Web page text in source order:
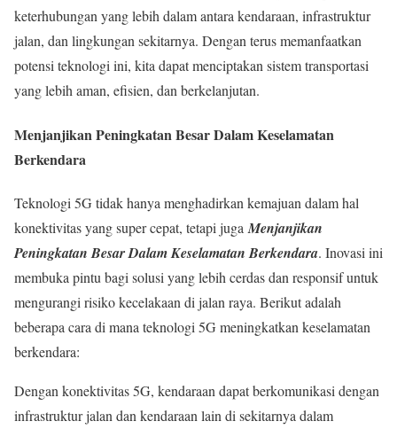
keterhubungan yang lebih dalam antara kendaraan, infrastruktur
jalan, dan lingkungan sekitarnya. Dengan terus memanfaatkan
potensi teknologi ini, kita dapat menciptakan sistem transportasi
yang lebih aman, efisien, dan berkelanjutan.
Menjanjikan Peningkatan Besar Dalam Keselamatan
Berkendara
Teknologi 5G tidak hanya menghadirkan kemajuan dalam hal
konektivitas yang super cepat, tetapi juga Menjanjikan
Peningkatan Besar Dalam Keselamatan Berkendara. Inovasi ini
membuka pintu bagi solusi yang lebih cerdas dan responsif untuk
mengurangi risiko kecelakaan di jalan raya. Berikut adalah
beberapa cara di mana teknologi 5G meningkatkan keselamatan
berkendara:
Dengan konektivitas 5G, kendaraan dapat berkomunikasi dengan
infrastruktur jalan dan kendaraan lain di sekitarnya dalam